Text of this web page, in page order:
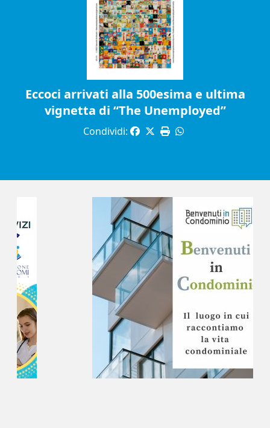
Eccoci arrivati alla 500esima e ultima
vignetta di “The Unemployed”
Condividi: